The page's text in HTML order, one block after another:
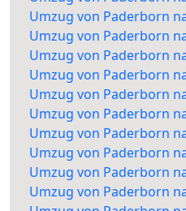
Umzug von Paderborn
Umzug von Paderborn
Umzug von Paderborn
Umzug von Paderborn
Umzug von Paderborn
Umzug von Paderborn
Umzug von Paderborn
Umzug von Paderborn
Umzug von Paderborn
Umzug von Paderborn